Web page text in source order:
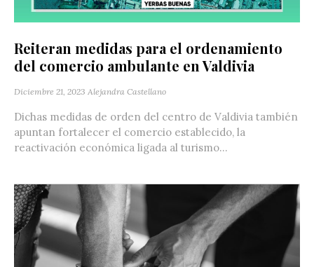
Reiteran medidas para el ordenamiento
del comercio ambulante en Valdivia
Diciembre 21, 2023 Alejandra Castellano
Dichas medidas de orden del centro de Valdivia también
apuntan fortalecer el comercio establecido, la
reactivación económica ligada al turismo...